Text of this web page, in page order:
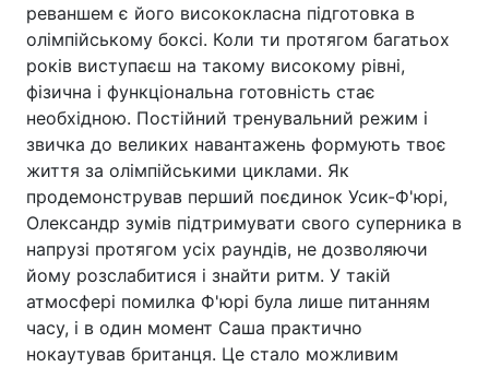
реваншем є його висококласна підготовка в
олімпійському боксі. Коли ти протягом багатьох
років виступаєш на такому високому рівні,
фізична і функціональна готовність стає
необхідною. Постійний тренувальний режим і
звичка до великих навантажень формують твоє
життя за олімпійськими циклами. Як
продемонстрував перший поєдинок Усик-Ф'юрі,
Олександр зумів підтримувати свого суперника в
напрузі протягом усіх раундів, не дозволяючи
йому розслабитися і знайти ритм. У такій
атмосфері помилка Ф'юрі була лише питанням
часу, і в один момент Саша практично
нокаутував британця. Це стало можливим